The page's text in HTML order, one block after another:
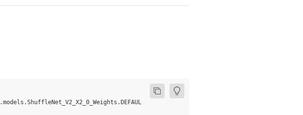
.models .ShuffleNet_V2_X2_0_Weights . DEFAULT